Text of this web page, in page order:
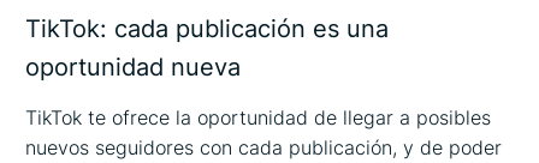
TikTok: cada publicación es una
oportunidad nueva
TikTok te ofrece la oportunidad de llegar a posibles
nuevos seguidores con cada publicación, y de poder